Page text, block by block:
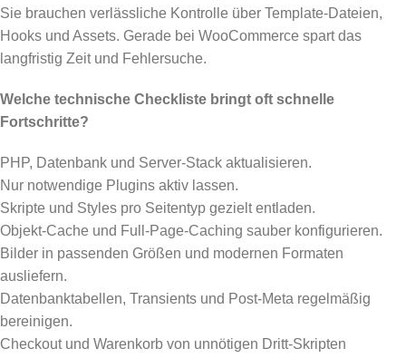
Sie brauchen verlässliche Kontrolle über Template-Dateien,
Hooks und Assets. Gerade bei WooCommerce spart das
langfristig Zeit und Fehlersuche.
Welche technische Checkliste bringt oft schnelle
Fortschritte?
PHP, Datenbank und Server-Stack aktualisieren.
Nur notwendige Plugins aktiv lassen.
Skripte und Styles pro Seitentyp gezielt entladen.
Objekt-Cache und Full-Page-Caching sauber konfigurieren.
Bilder in passenden Größen und modernen Formaten
ausliefern.
Datenbanktabellen, Transients und Post-Meta regelmäßig
bereinigen.
Checkout und Warenkorb von unnötigen Dritt-Skripten